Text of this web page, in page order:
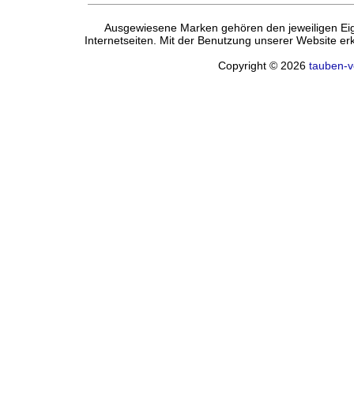
Ausgewiesene Marken gehören den jeweiligen
Internetseiten. Mit der Benutzung unserer Website
Copyright © 2026tauben-